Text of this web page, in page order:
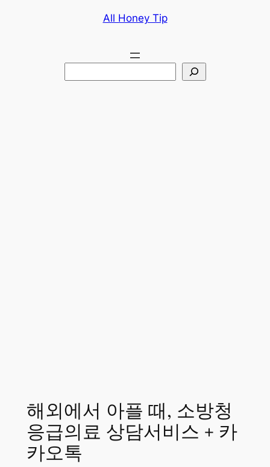
All Honey Tip
해외에서 아플 때, 소방청
응급의료 상담서비스 + 카
카오톡